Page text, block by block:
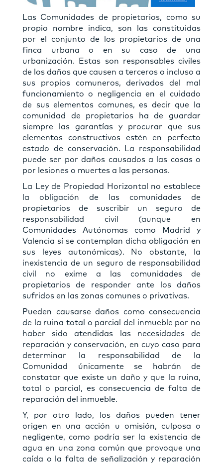
Las Comunidades de propietarios, como su
propio nombre indica, son las constituidas
por el conjunto de los propietarios de una
finca urbana o en su caso de una
urbanización. Estas son responsables civiles
de los daños que causen a terceros o incluso a
sus propios comuneros, derivados del mal
funcionamiento o negligencia en el cuidado
de sus elementos comunes, es decir que la
comunidad de propietarios ha de guardar
siempre las garantías y procurar que sus
elementos constructivos estén en perfecto
estado de conservación. La responsabilidad
puede ser por daños causados a las cosas o
por lesiones o muertes a las personas.
La Ley de Propiedad Horizontal no establece
la obligación de las comunidades de
propietarios de suscribir un seguro de
responsabilidad civil (aunque en
Comunidades Autónomas como Madrid y
Valencia sí se contemplan dicha obligación en
sus leyes autonómicas). No obstante, la
inexistencia de un seguro de responsabilidad
civil no exime a las comunidades de
propietarios de responder ante los daños
sufridos en las zonas comunes o privativas.
Pueden causarse daños como consecuencia
de la ruina total o parcial del inmueble por no
haber sido atendidas las necesidades de
reparación y conservación, en cuyo caso para
determinar la responsabilidad de la
Comunidad únicamente se habrán de
constatar que existe un daño y que la ruina,
total o parcial, es consecuencia de falta de
reparación del inmueble.
Y, por otro lado, los daños pueden tener
origen en una acción u omisión, culposa o
negligente, como podría ser la existencia de
agua en una zona común que provoque una
caída o la falta de señalización y reparación